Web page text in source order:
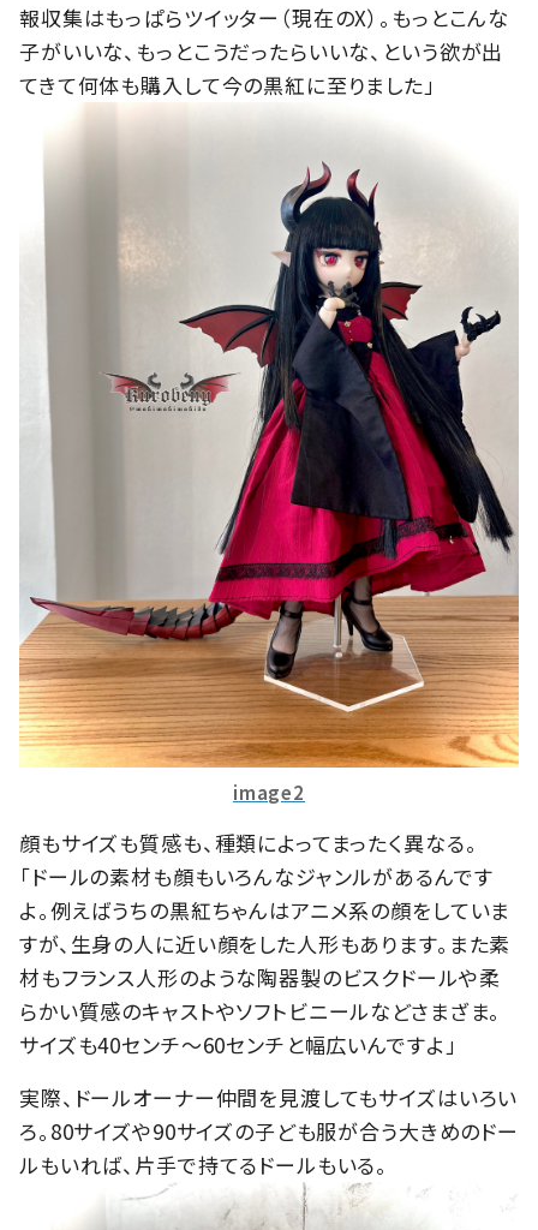
報収集はもっぱらツイッター（現在のX）。もっとこんな
子がいいな、もっとこうだったらいいな、という欲が出
てきて何体も購入して今の黒紅に至りました」
image2
顔もサイズも質感も、種類によってまったく異なる。
「ドールの素材も顔もいろんなジャンルがあるんです
よ。例えばうちの黒紅ちゃんはアニメ系の顔をしていま
すが、生身の人に近い顔をした人形もあります。また素
材もフランス人形のような陶器製のビスクドールや柔
らかい質感のキャストやソフトビニールなどさまざま。
サイズも40センチ〜60センチと幅広いんですよ」
実際、ドールオーナー仲間を見渡してもサイズはいろい
ろ。80サイズや90サイズの子ども服が合う大きめのドー
ルもいれば、片手で持てるドールもいる。